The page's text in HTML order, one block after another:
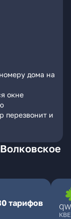
дома на
окне
перезвонит и
тарифов